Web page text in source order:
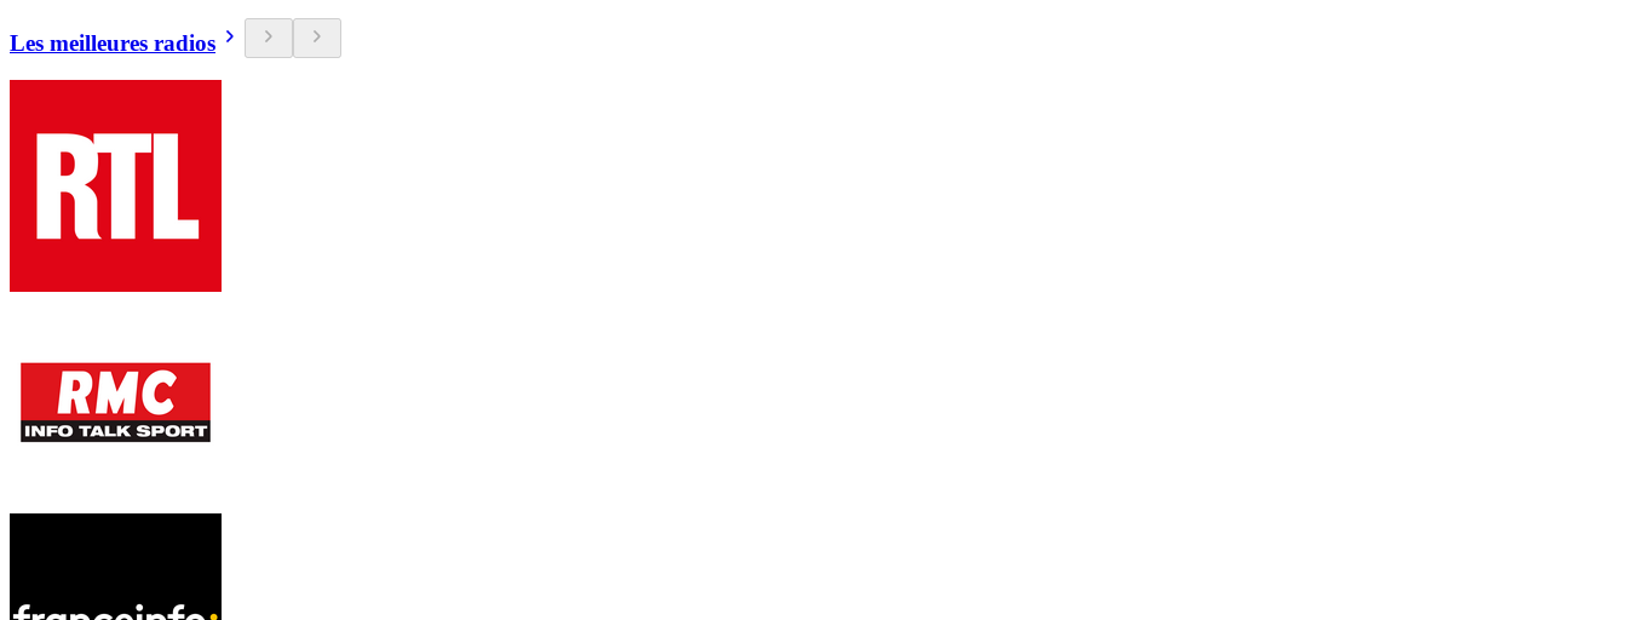
Les meilleures radios